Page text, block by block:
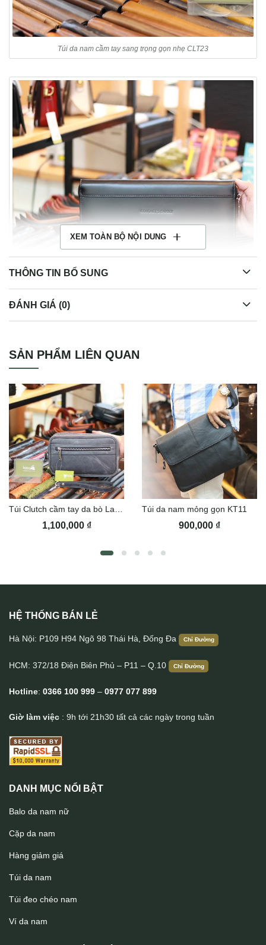
Túi da nam cầm tay sang trọng gọn nhẹ CLT23
Túi da nam cầm tay sang trọng gọn nhẹ CLT23
Túi da nam cầm tay sang trọng gọn nhẹ CLT23
XEM TOÀN BỘ NỘI DUNG
THÔNG TIN BỔ SUNG
ĐÁNH GIÁ (0)
SẢN PHẨM LIÊN QUAN
1,100,000 ₫
Túi da nam mỏng gọn KT11
900,000 ₫
HỆ THỐNG BÁN LẺ
Hà Nội: P109 H94 Ngõ 98 Thái Hà, Đống Đa Chỉ Đường
HCM: 372/18 Điện Biên Phủ – P11 – Q.10 Chỉ Đường
Hotline: 0366 100 999 – 0977 077 899
Giờ làm việc : 9h tới 21h30 tất cả các ngày trong tuần
DANH MỤC NỔI BẬT
Balo da nam nữ
Cặp da nam
Hàng giảm giá
Túi da nam
Túi đeo chéo nam
Ví da nam